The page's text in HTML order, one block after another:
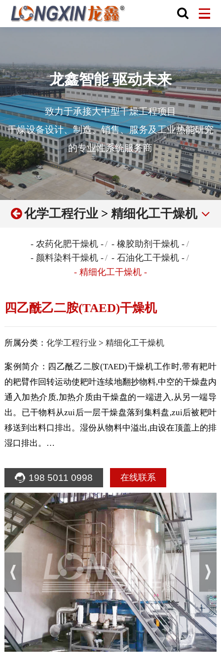
龙鑫智能 驱动未来
致力于承接大中型干燥工程项目
干燥设备设计、制造、销售、服务及工业热能研究
的专业性系统服务商
化学工程行业> 精细化工干燥机
- 农药化肥干燥机 -/ - 橡胶助剂干燥机 - /
- 颜料染料干燥机 -/ - 石油化工干燥机 - /
- 精细化工干燥机 -
四乙酰乙二胺(TAED)干燥机
所属分类： 化学工程行业 > 精细化工干燥机
案例简介：四乙酰乙二胺(TAED)干燥机工作时,带有耙叶
的耙臂作回转运动使耙叶连续地翻抄物料,中空的干燥盘内
通入加热介质,加热介质由干燥盘的一端进入,从另一端导
出。已干物料从zui后一层干燥盘落到集料盘,zui后被耙叶
移送到出料口排出。湿份从物料中溢出,由设在顶盖上的排
湿口排出。…
198 5011 0998 在线联系